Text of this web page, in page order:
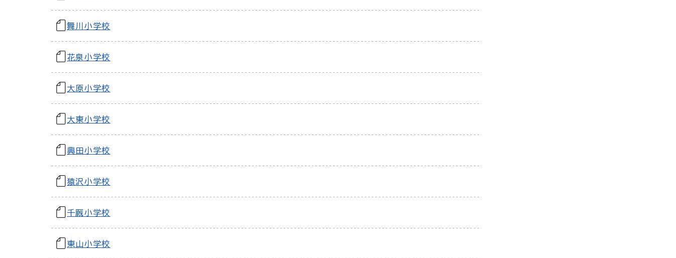
舞川小学校
花泉小学校
大原小学校
大東小学校
興田小学校
猿沢小学校
千厩小学校
東山小学校